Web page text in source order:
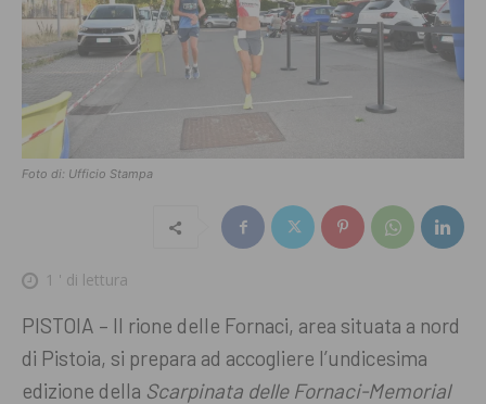
Foto di: Ufficio Stampa
1 ' di lettura
PISTOIA – Il rione delle Fornaci, area situata a nord
di Pistoia, si prepara ad accogliere l’undicesima
edizione della Scarpinata delle Fornaci-Memorial